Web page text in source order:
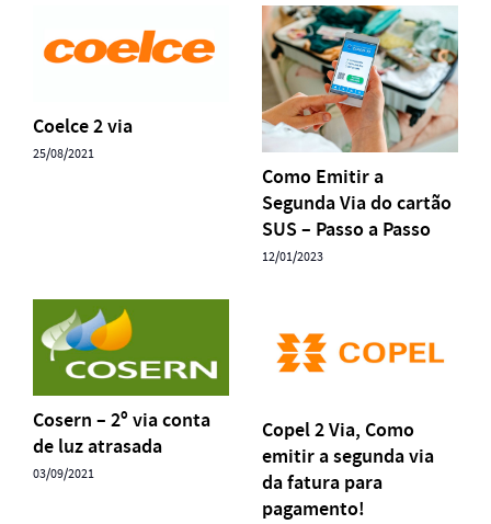
Coelce 2 via
25/08/2021
Como Emitir a
Segunda Via do cartão
SUS – Passo a Passo
12/01/2023
Cosern – 2º via conta
de luz atrasada
03/09/2021
Copel 2 Via, Como
emitir a segunda via
da fatura para
pagamento!